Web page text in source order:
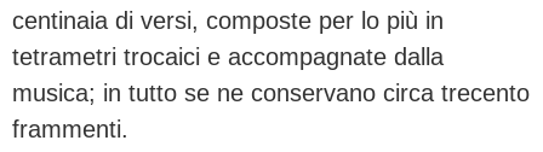
centinaia di versi, composte per lo più in
tetrametri trocaici e accompagnate dalla
musica; in tutto se ne conservano circa trecento
frammenti.